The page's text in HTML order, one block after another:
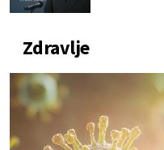
Zdravlje